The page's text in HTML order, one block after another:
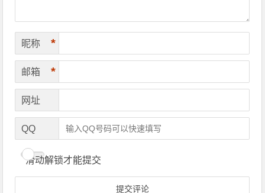
昵称 *
邮箱 *
网址
QQ
滑动解锁才能提交